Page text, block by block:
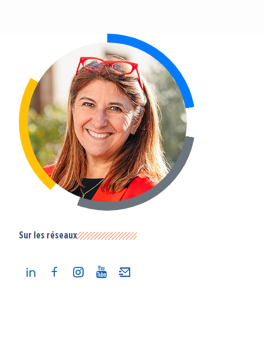
Sur les réseaux